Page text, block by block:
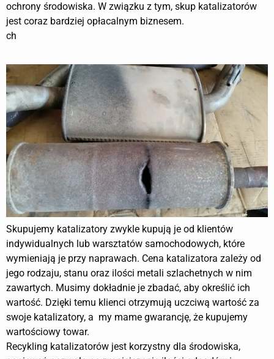
ochrony środowiska. W związku z tym, skup katalizatorów
jest coraz bardziej opłacalnym biznesem.
ch
Skupujemy katalizatory zwykle kupują je od klientów
indywidualnych lub warsztatów samochodowych, które
wymieniają je przy naprawach. Cena katalizatora zależy od
jego rodzaju, stanu oraz ilości metali szlachetnych w nim
zawartych. Musimy dokładnie je zbadać, aby określić ich
wartość. Dzięki temu klienci otrzymują uczciwą wartość za
swoje katalizatory, a my mame gwarancję, że kupujemy
wartościowy towar.
Recykling katalizatorów jest korzystny dla środowiska,